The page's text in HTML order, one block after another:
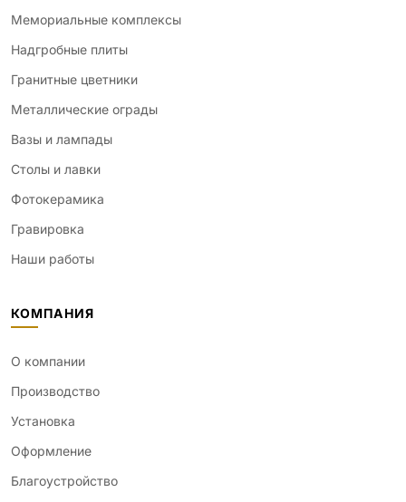
Мемориальные комплексы
Надгробные плиты
Гранитные цветники
Металлические ограды
Вазы и лампады
Столы и лавки
Фотокерамика
Гравировка
Наши работы
КОМПАНИЯ
О компании
Производство
Установка
Оформление
Благоустройство